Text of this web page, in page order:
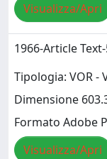
Visualizza/Apri
1966-Article
Tipologia: VOR
Dimensione
Formato Adobe
Visualizza/Apri